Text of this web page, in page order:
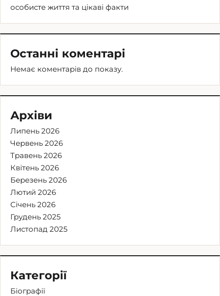
особисте життя та цікаві факти
Останні коментарі
Немає коментарів до показу.
Архіви
Липень 2026
Червень 2026
Травень 2026
Квітень 2026
Березень 2026
Лютий 2026
Січень 2026
Грудень 2025
Листопад 2025
Категорії
Біографії